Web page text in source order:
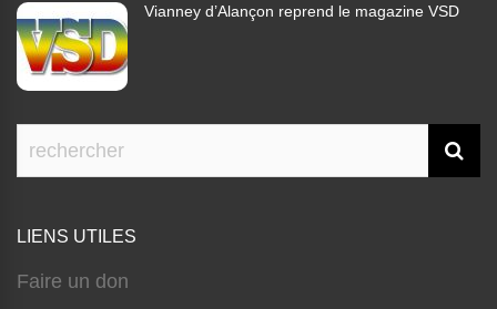
Vianney d’Alançon reprend le magazine VSD
LIENS UTILES
Faire un don